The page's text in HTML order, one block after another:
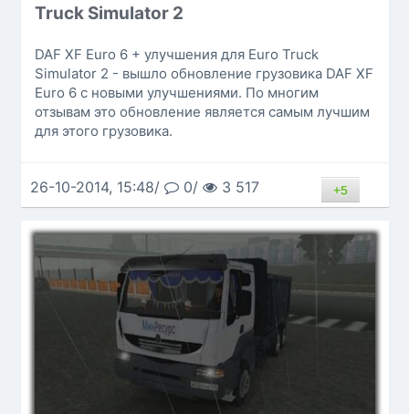
Truck Simulator 2
DAF XF Euro 6 + улучшения для Euro Truck
Simulator 2 - вышло обновление грузовика DAF XF
Euro 6 с новыми улучшениями. По многим
отзывам это обновление является самым лучшим
для этого грузовика.
26-10-2014, 15:48/ 0/ 3 517 +5